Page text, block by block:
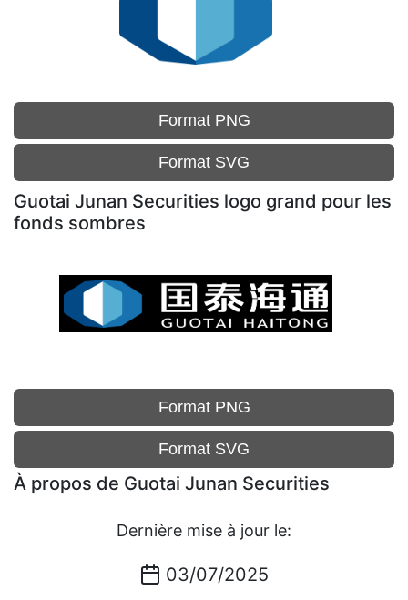
Format PNG
Format SVG
Guotai Junan Securities logo grand pour les
fonds sombres
Format PNG
Format SVG
À propos de Guotai Junan Securities
Dernière mise à jour le:
03/07/2025